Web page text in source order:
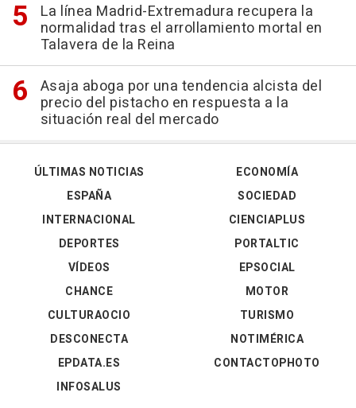
La línea Madrid-Extremadura recupera la
normalidad tras el arrollamiento mortal en
Talavera de la Reina
Asaja aboga por una tendencia alcista del
precio del pistacho en respuesta a la
situación real del mercado
ÚLTIMAS NOTICIAS
ESPAÑA
INTERNACIONAL
DEPORTES
VÍDEOS
ECONOMÍA
SOCIEDAD
CIENCIAPLUS
PORTALTIC
EPSOCIAL
CHANCE
CULTURAOCIO
DESCONECTA
EPDATA.ES
INFOSALUS
MOTOR
TURISMO
NOTIMÉRICA
CONTACTOPHOTO